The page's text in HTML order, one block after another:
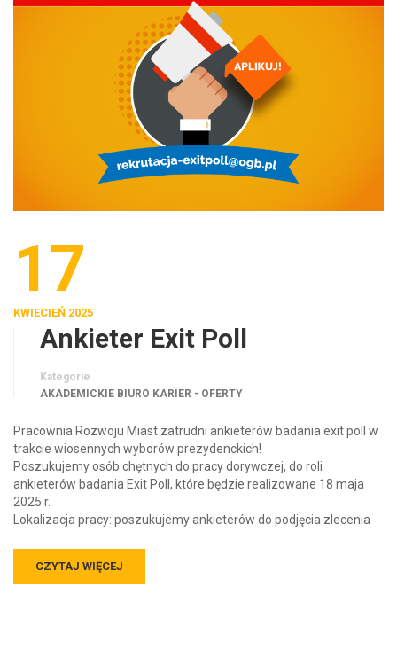
17
KWIECIEŃ 2025
Ankieter Exit Poll
Kategorie
AKADEMICKIE BIURO KARIER - OFERTY
Pracownia Rozwoju Miast zatrudni ankieterów badania exit poll w
trakcie wiosennych wyborów prezydenckich!
Poszukujemy osób chętnych do pracy dorywczej, do roli
ankieterów badania Exit Poll, które będzie realizowane 18 maja
2025 r.
Lokalizacja pracy: poszukujemy ankieterów do podjęcia zlecenia
CZYTAJ WIĘCEJ